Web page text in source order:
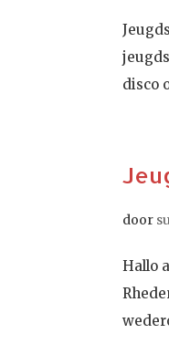
disco
door
Hallo